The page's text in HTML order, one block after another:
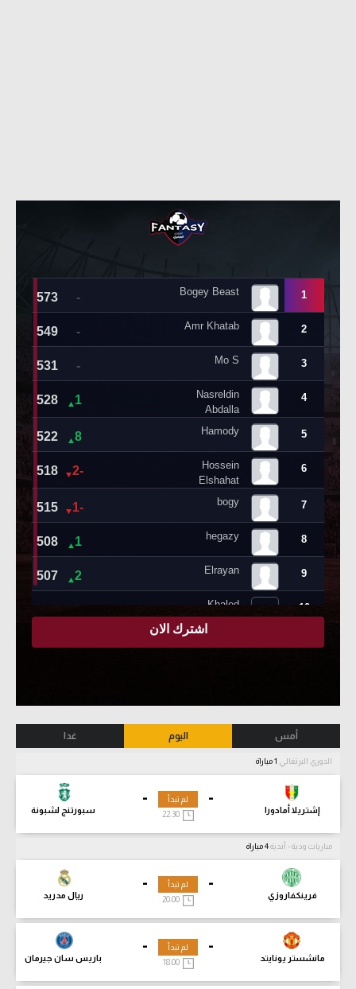
أمس اليوم غدا
الدوري البرتغالي
-
إشتريلا أمادورا
-
سبورتنج لشبونة
لم تبدأ
مباريات ودية - أندية
-
فرينكفاروزي
-
ريال مدريد
لم تبدأ
-
مانشستر يونايتد
-
باريس سان جيرمان
لم تبدأ
18:00